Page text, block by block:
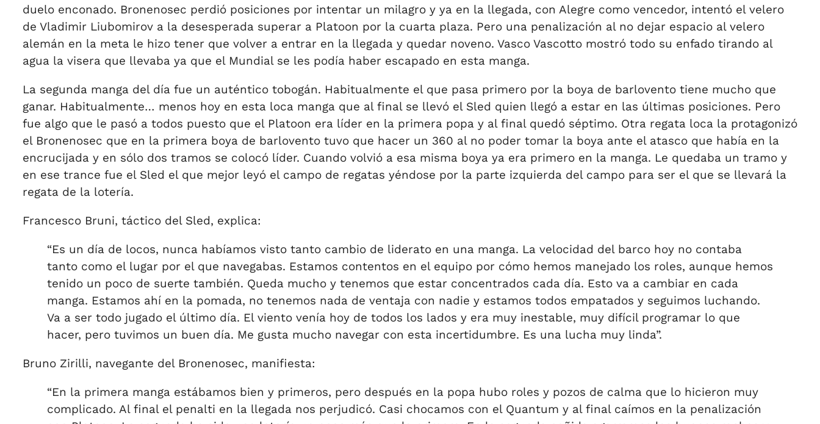
duelo enconado. Bronenosec perdió posiciones por intentar un milagro y ya en la llegada, con Alegre como vencedor, intentó el velero
de Vladimir Liubomirov a la desesperada superar a Platoon por la cuarta plaza. Pero una penalización al no dejar espacio al velero
alemán en la meta le hizo tener que volver a entrar en la llegada y quedar noveno. Vasco Vascotto mostró todo su enfado tirando al
agua la visera que llevaba ya que el Mundial se les podía haber escapado en esta manga.
La segunda manga del día fue un auténtico tobogán. Habitualmente el que pasa primero por la boya de barlovento tiene mucho que
ganar. Habitualmente… menos hoy en esta loca manga que al final se llevó el Sled quien llegó a estar en las últimas posiciones. Pero
fue algo que le pasó a todos puesto que el Platoon era líder en la primera popa y al final quedó séptimo. Otra regata loca la protagonizó
el Bronenosec que en la primera boya de barlovento tuvo que hacer un 360 al no poder tomar la boya ante el atasco que había en la
encrucijada y en sólo dos tramos se colocó líder. Cuando volvió a esa misma boya ya era primero en la manga. Le quedaba un tramo y
en ese trance fue el Sled el que mejor leyó el campo de regatas yéndose por la parte izquierda del campo para ser el que se llevará la
regata de la lotería.
Francesco Bruni, táctico del Sled, explica:
“Es un día de locos, nunca habíamos visto tanto cambio de liderato en una manga. La velocidad del barco hoy no contaba
tanto como el lugar por el que navegabas. Estamos contentos en el equipo por cómo hemos manejado los roles, aunque hemos
tenido un poco de suerte también. Queda mucho y tenemos que estar concentrados cada día. Esto va a cambiar en cada
manga. Estamos ahí en la pomada, no tenemos nada de ventaja con nadie y estamos todos empatados y seguimos luchando.
Va a ser todo jugado el último día. El viento venía hoy de todos los lados y era muy inestable, muy difícil programar lo que
hacer, pero tuvimos un buen día. Me gusta mucho navegar con esta incertidumbre. Es una lucha muy linda”.
Bruno Zirilli, navegante del Bronenosec, manifiesta:
“En la primera manga estábamos bien y primeros, pero después en la popa hubo roles y pozos de calma que lo hicieron muy
complicado. Al final el penalti en la llegada nos perjudicó. Casi chocamos con el Quantum y al final caímos en la penalización